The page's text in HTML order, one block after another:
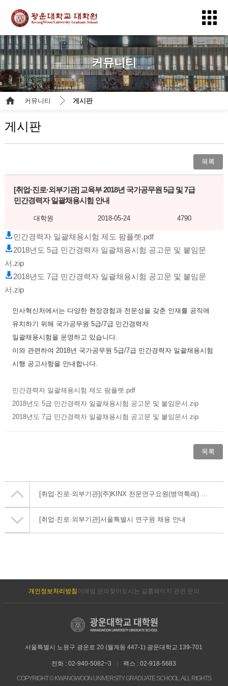
커뮤니티
커뮤니티 게시판
게시판
목록
[취업·진로·외부기관] 교육부 2018년 국가공무원 5급 및 7급
민간경력자 일괄채용시험 안내
대학원 2018-05-24 4790
민간경력자 일괄채용시험 제도 팜플렛.pdf
2018년도 5급 민간경력자 일괄채용시험 공고문 및 붙임문
서.zip
2018년도 7급 민간경력자 일괄채용시험 공고문 및 붙임문
서.zip
인사혁신처에서는 다양한 현장경험과 전문성을 갖춘 인재를 공직에
유치하기 위해 국가공무원 5급/7급 민간경력자
일괄채용시험을 운영하고 있습니다.
이와 관련하여 2018년 국가공무원 5급/7급 민간경력자 일괄채용시험
시행 공고사항을 안내합니다.
민간경력자 일괄채용시험 제도 팜플렛.pdf
2018년도 5급 민간경력자 일괄채용시험 공고문 및 붙임문서.zip
2018년도 7급 민간경력자 일괄채용시험 공고문 및 붙임문서.zip
목록
[취업·진로·외부기관](주)KINX 전문연구요원(병역특례) 채용 안내
[취업·진로·외부기관]서울특별시 연구원 채용 안내
개인정보처리방침 이메일 문의 찾아오시는 길 홈페이지 관련 문의
서울특별시 노원구 광운로 20 (월계동 447-1) 광운대학교 139-701
전화 : 02-940-5082~3 팩스 : 02-918-5683
COPYRIGHT © KWANGWOON UNIVERSITY GRADUATE SCHOOL. ALL RIGHTS